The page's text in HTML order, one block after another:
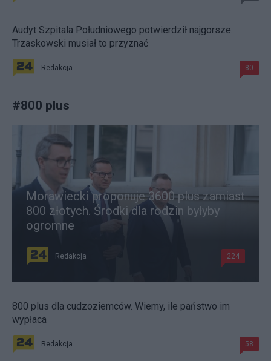
Audyt Szpitala Południowego potwierdził najgorsze.
Trzaskowski musiał to przyznać
Redakcja 80
#800 plus
Morawiecki proponuje 3600 plus zamiast
800 złotych. Środki dla rodzin byłyby
ogromne
Redakcja 224
800 plus dla cudzoziemców. Wiemy, ile państwo im
wypłaca
Redakcja 58